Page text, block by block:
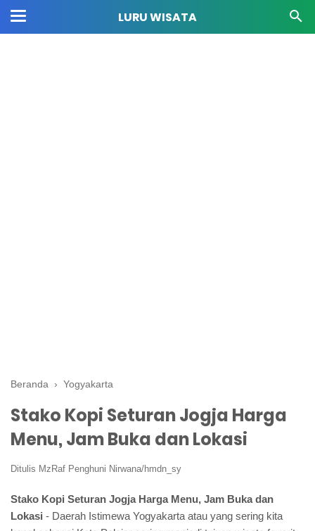
LURU WISATA
Beranda › Yogyakarta
Stako Kopi Seturan Jogja Harga
Menu, Jam Buka dan Lokasi
Ditulis MzRaf Penghuni Nirwana/hmdn_sy
Stako Kopi Seturan Jogja Harga Menu, Jam Buka dan
Lokasi - Daerah Istimewa Yogyakarta atau yang sering kita